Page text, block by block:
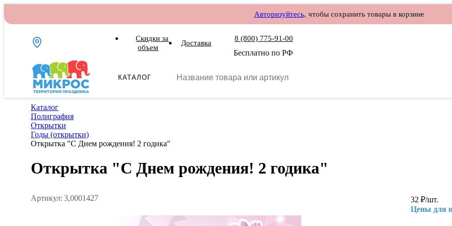
Авторизуйтесь, чтобы сохранить товары в корзине
Скидки за
объем
Доставка
8 (800) 775-91-00
Бесплатно по РФ
КАТАЛОГ
Каталог
Полиграфия
Открытки
Годы (открытки)
Открытка "С Днем рождения! 2 годика"
Открытка "С Днем рождения! 2 годика"
Артикул: 3,0001427 32₽/шт.
Цены для